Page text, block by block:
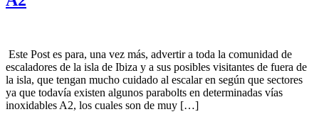
Este Post es para, una vez más, advertir a toda la comunidad de
escaladores de la isla de Ibiza y a sus posibles visitantes de fuera de
la isla, que tengan mucho cuidado al escalar en según que sectores
ya que todavía existen algunos parabolts en determinadas vías
inoxidables A2, los cuales son de muy […]